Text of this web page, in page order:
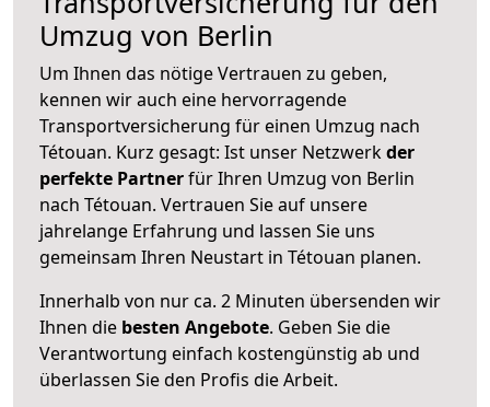
Umzug von Berlin
Um Ihnen das nötige Vertrauen zu geben,
kennen wir auch eine hervorragende
Transportversicherung für einen Umzug nach
Tétouan. Kurz gesagt: Ist unser Netzwerkder
perfekte Partnerfür Ihren Umzug von Berlin
nach Tétouan. Vertrauen Sie auf unsere
jahrelange Erfahrung und lassen Sie uns
gemeinsam Ihren Neustart in Tétouan planen.
Innerhalb von nur ca. 2 Minuten übersenden wir
Ihnen die besten Angebote. Geben Sie die
Verantwortung einfach kostengünstig ab und
überlassen Sie den Profis die Arbeit.